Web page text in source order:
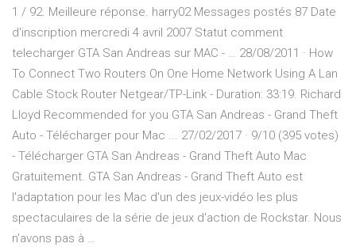
1 / 92. Meilleure réponse. harry02 Messages postés 87 Date
d'inscription mercredi 4 avril 2007 Statut comment
telecharger GTA San Andreas sur MAC - … 28/08/2011 · How
To Connect Two Routers On One Home Network Using A Lan
Cable Stock Router Netgear/TP-Link - Duration: 33:19. Richard
Lloyd Recommended for you GTA San Andreas - Grand Theft
Auto - Télécharger pour Mac ... 27/02/2017 · 9/10 (395 votes)
- Télécharger GTA San Andreas - Grand Theft Auto Mac
Gratuitement. GTA San Andreas - Grand Theft Auto est
l'adaptation pour les Mac d'un des jeux-vidéo les plus
spectaculaires de la série de jeux d'action de Rockstar. Nous
n’avons pas à …